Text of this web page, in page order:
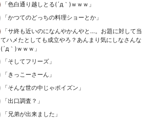
「色白通り越しとる(´д｀)ｗｗｗ 」
「かつてのどっちの料理ショーとか 」
「サ終も近いのになんやかんやと…。お題に対して当
てハメたとしても成立やろ？あんまり気にしなさんな
(´д｀)ｗｗｗ 」
「そしてフリーズ 」
「 きっこーさーん 」
「そんな世の中じゃポイズン 」
「出口調査？ 」
「 兄弟が出来ました 」